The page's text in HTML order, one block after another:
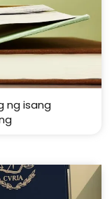
ng isang